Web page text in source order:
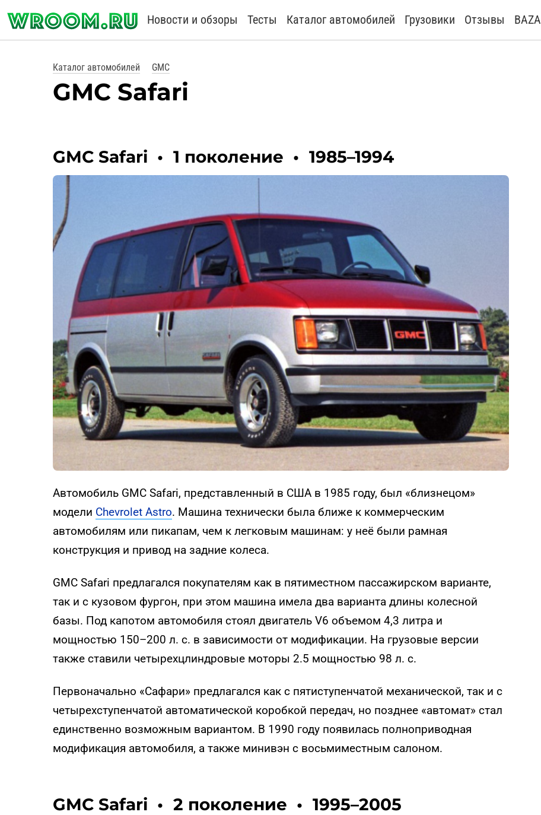
Новости и обзоры Тесты Каталог автомобилей Грузовики Отзывы BAZA
Каталог автомобилей GMC
GMC Safari
GMC Safari • 1 поколение • 1985–1994
Автомобиль GMC Safari, представленный в США в 1985 году, был «близнецом»
модели Chevrolet Astro. Машина технически была ближе к коммерческим
автомобилям или пикапам, чем к легковым машинам: у неё были рамная
конструкция и привод на задние колеса.
GMC Safari предлагался покупателям как в пятиместном пассажирском варианте,
так и с кузовом фургон, при этом машина имела два варианта длины колесной
базы. Под капотом автомобиля стоял двигатель V6 объемом 4,3 литра и
мощностью 150–200 л. с. в зависимости от модификации. На грузовые версии
также ставили четырехцлиндровые моторы 2.5 мощностью 98 л. с.
Первоначально «Сафари» предлагался как с пятиступенчатой механической, так и с
четырехступенчатой автоматической коробкой передач, но позднее «автомат» стал
единственно возможным вариантом. В 1990 году появилась полноприводная
модификация автомобиля, а также минивэн с восьмиместным салоном.
GMC Safari • 2 поколение • 1995–2005